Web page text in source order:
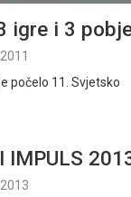
igre i 3
počelo 11. Svjetsko
IMPULS